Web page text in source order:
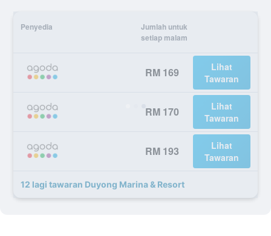
Penyedia
Jumlah untuk
setiap malam
RM 169
Lihat
Tawaran
RM 170
Lihat
Tawaran
RM 193
Lihat
Tawaran
12 lagi tawaran Duyong Marina & Resort